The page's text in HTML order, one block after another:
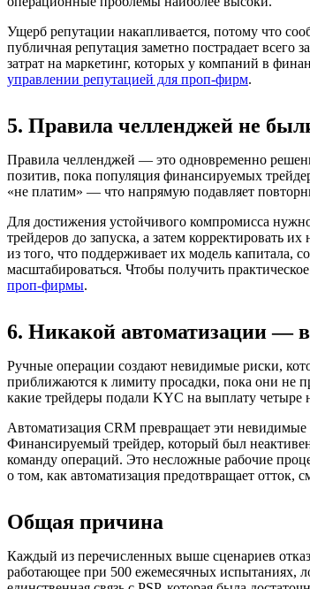
Ущерб репутации накапливается, потому что
публичная репутация заметно пострадает
затрат на маркетинг, которых у компаний в
управлении репутацией для проп-фирм.
5. Правила челленджей не
Правила челленджей — это одновременно
позитив, пока популяция финансируемых
«не платим» — что напрямую подавляет
Для достижения устойчивого компромисса
трейдеров до запуска, а затем корректировать
из того, что поддерживает их модель капитала,
масштабироваться. Чтобы получить
проп-фирмы.
6. Никакой автоматизации —
Ручные операции создают невидимые риски,
приближаются к лимиту просадки, пока они не
какие трейдеры подали KYC на выплату
Автоматизация CRM превращает эти
Финансируемый трейдер, который был
команду операций. Это несложные рабочие
о том, как автоматизация предотвращает отток,
Общая причина
Каждый из перечисленных выше сценариев
работающее при 500 ежемесячных испытаниях,